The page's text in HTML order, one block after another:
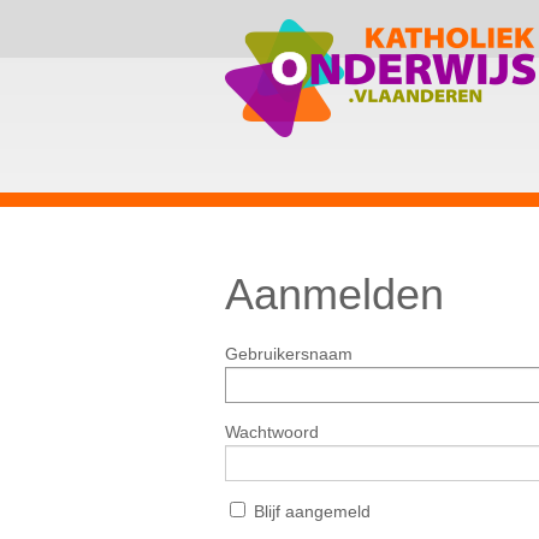
Aanmelden
Gebruikersnaam
Wachtwoord
Blijf aangemeld